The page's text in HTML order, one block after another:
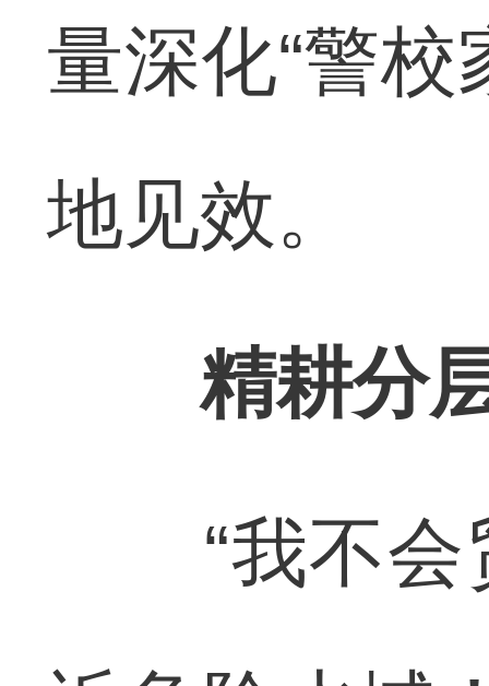
量深化“警
地见效。
精耕分
“我不会